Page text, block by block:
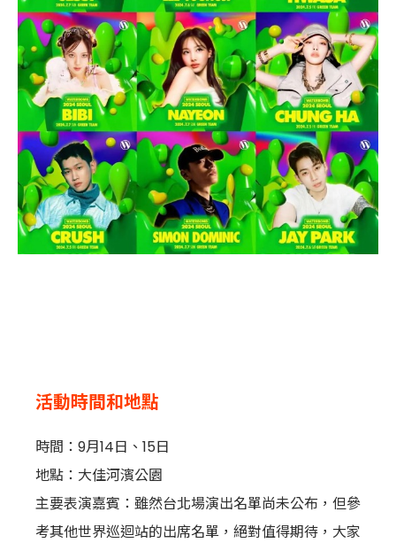
活動時間和地點
時間：9月14日、15日
地點：大佳河濱公園
主要表演嘉賓：雖然台北場演出名單尚未公布，但參
考其他世界巡迴站的出席名單，絕對值得期待，大家